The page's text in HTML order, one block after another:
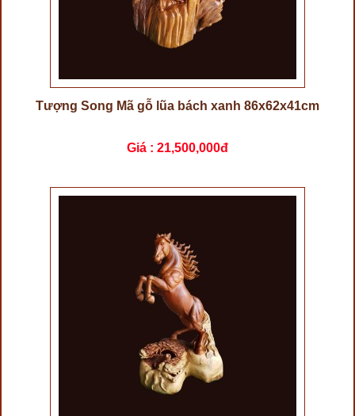
Tượng Song Mã gỗ lũa bách xanh 86x62x41cm
Giá : 21,500,000đ